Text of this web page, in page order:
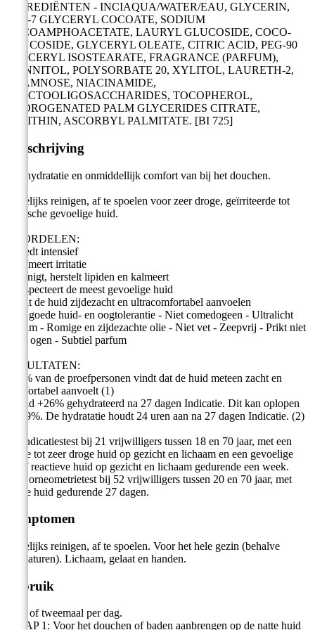
INGREDIËNTEN - INCIAQUA/WATER/EAU, GLYCERIN,
PEG-7 GLYCERYL COCOATE, SODIUM
COCOAMPHOACETATE, LAURYL GLUCOSIDE, COCO-
GLUCOSIDE, GLYCERYL OLEATE, CITRIC ACID, PEG-90
GLYCERYL ISOSTEARATE, FRAGRANCE (PARFUM),
MANNITOL, POLYSORBATE 20, XYLITOL, LAURETH-2,
RHAMNOSE, NIACINAMIDE,
FRUCTOOLIGOSACCHARIDES, TOCOPHEROL,
HYDROGENATED PALM GLYCERIDES CITRATE,
LECITHIN, ASCORBYL PALMITATE. [BI 725]
Omschrijving
24u hydratatie en onmiddellijk comfort van bij het douchen.
Dagelijks reinigen, af te spoelen voor zeer droge, geïrriteerde tot
atopische gevoelige huid.
VOORDELEN:
- Voedt intensief
- Kalmeert irritatie
- Reinigt, herstelt lipiden en kalmeert
- Respecteert de meest gevoelige huid
- Laat de huid zijdezacht en ultracomfortabel aanvoelen
Zeer goede huid- en oogtolerantie - Niet comedogeen - Ultralicht
schuim - Romige en zijdezachte olie - Niet vet - Zeepvrij - Prikt niet
in de ogen - Subtiel parfum
RESULTATEN:
- 80% van de proefpersonen vindt dat de huid meteen zacht en
comfortabel aanvoelt (1)
- Huid +26% gehydrateerd na 27 dagen Indicatie. Dit kan oplopen
tot 39%. De hydratatie houdt 24 uren aan na 27 dagen Indicatie. (2)
(1) Indicatiestest bij 21 vrijwilligers tussen 18 en 70 jaar, met een
droge tot zeer droge huid op gezicht en lichaam en een gevoelige
en/of reactieve huid op gezicht en lichaam gedurende een week.
(2) Corneometrietest bij 52 vrijwilligers tussen 20 en 70 jaar, met
droge huid gedurende 27 dagen.
Symptomen
Dagelijks reinigen, af te spoelen. Voor het hele gezin (behalve
prematuren). Lichaam, gelaat en handen.
Gebruik
Een- of tweemaal per dag.
- STAP 1: Voor het douchen of baden aanbrengen op de natte huid